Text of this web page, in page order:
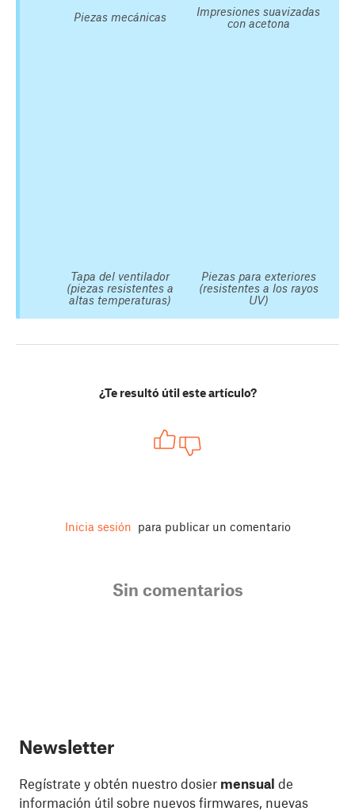
Piezas mecánicas
Impresiones suavizadas
con acetona
Tapa del ventilador
(piezas resistentes a
altas temperaturas)
Piezas para exteriores
(resistentes a los rayos
UV)
¿Te resultó útil este artículo?
Inicia sesión para publicar un comentario
Sin comentarios
Newsletter
Regístrate y obtén nuestro dosier mensual de
información útil sobre nuevos firmwares, nuevas